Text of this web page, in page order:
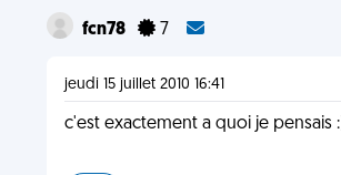
fcn78 7
jeudi 15 juillet 2010 16:41
c'est exactement a quoi je pensais :)